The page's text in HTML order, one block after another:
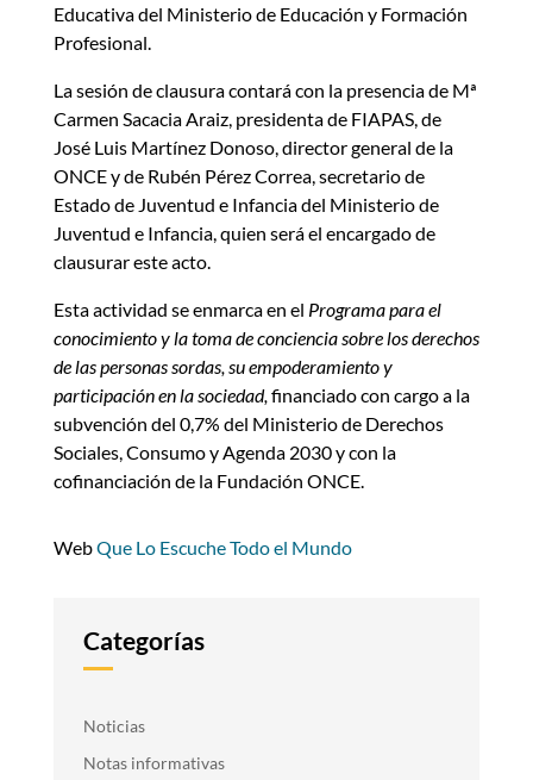
Educativa del Ministerio de Educación y Formación
Profesional.
La sesión de clausura contará con la presencia de Mª
Carmen Sacacia Araiz, presidenta de FIAPAS, de
José Luis Martínez Donoso, director general de la
ONCE y de Rubén Pérez Correa, secretario de
Estado de Juventud e Infancia del Ministerio de
Juventud e Infancia, quien será el encargado de
clausurar este acto.
Esta actividad se enmarca en el Programa para el
conocimiento y la toma de conciencia sobre los derechos
de las personas sordas, su empoderamiento y
participación en la sociedad, financiado con cargo a la
subvención del 0,7% del Ministerio de Derechos
Sociales, Consumo y Agenda 2030 y con la
cofinanciación de la Fundación ONCE.
WebQue Lo Escuche Todo el Mundo
Categorías
Noticias
Notas informativas